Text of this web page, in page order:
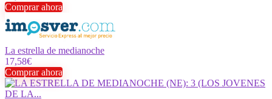
Comprar ahora
La estrella de medianoche
17,58€
Comprar ahora